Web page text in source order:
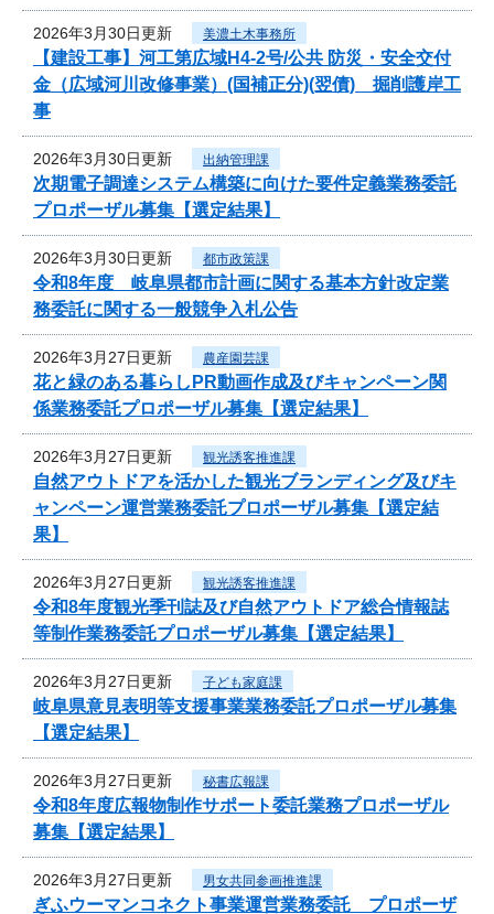
2026年3月30日更新 美濃土木事務所
【建設工事】河工第広域H4-2号/公共 防災・安全交付
金（広域河川改修事業）(国補正分)(翌債) 掘削護岸工
事
2026年3月30日更新 出納管理課
次期電子調達システム構築に向けた要件定義業務委託
プロポーザル募集【選定結果】
2026年3月30日更新 都市政策課
令和8年度 岐阜県都市計画に関する基本方針改定業
務委託に関する一般競争入札公告
2026年3月27日更新 農産園芸課
花と緑のある暮らしPR動画作成及びキャンペーン関
係業務委託プロポーザル募集【選定結果】
2026年3月27日更新 観光誘客推進課
自然アウトドアを活かした観光ブランディング及びキ
ャンペーン運営業務委託プロポーザル募集【選定結
果】
2026年3月27日更新 観光誘客推進課
令和8年度観光季刊誌及び自然アウトドア総合情報誌
等制作業務委託プロポーザル募集【選定結果】
2026年3月27日更新 子ども家庭課
岐阜県意見表明等支援事業業務委託プロポーザル募集
【選定結果】
2026年3月27日更新 秘書広報課
令和8年度広報物制作サポート委託業務プロポーザル
募集【選定結果】
2026年3月27日更新 男女共同参画推進課
ぎふウーマンコネクト事業運営業務委託 プロポーザ